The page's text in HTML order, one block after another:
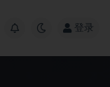
登录